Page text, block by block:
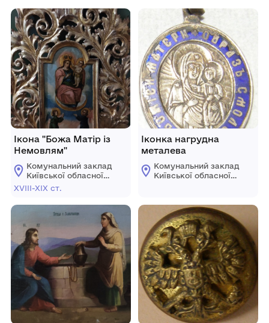
Ікона "Божа Матір із
Немовлям"
Комунальний заклад
Київської обласної
ради
краєзнавчий музей"
ХVІІІ-ХІХ ст.
Іконка нагрудна
металева
Комунальний заклад
Київської обласної
краєзнавчий музей"